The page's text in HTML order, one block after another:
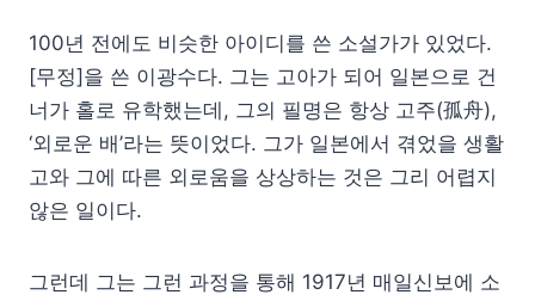
100년 전에도 비슷한 아이디를 쓴 소설가가 있었다.
[무정]을 쓴 이광수다. 그는 고아가 되어 일본으로 건
너가 홀로 유학했는데, 그의 필명은 항상 고주(孤舟),
‘외로운 배’라는 뜻이었다. 그가 일본에서 겪었을 생활
고와 그에 따른 외로움을 상상하는 것은 그리 어렵지
않은 일이다.
그런데 그는 그런 과정을 통해 1917년 매일신보에 소